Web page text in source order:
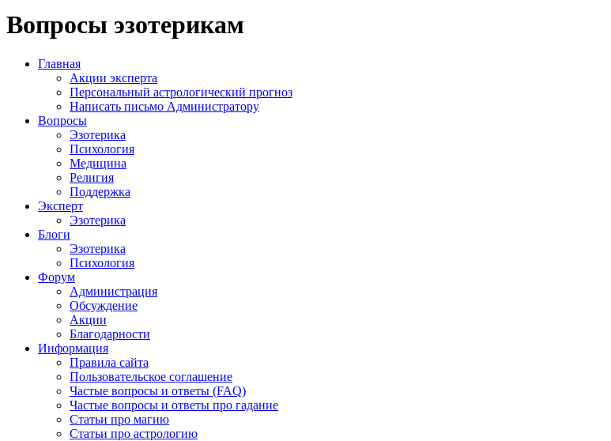
Вопросы эзотерикам
Главная
Акции эксперта
Персональный астрологический прогноз
Написать письмо Администратору
Вопросы
Эзотерика
Психология
Медицина
Религия
Поддержка
Эксперт
Эзотерика
Блоги
Эзотерика
Психология
Форум
Администрация
Обсуждение
Акции
Благодарности
Информация
Правила сайта
Пользовательское соглашение
Частые вопросы и ответы (FAQ)
Частые вопросы и ответы про гадание
Статьи про магию
Статьи про астрологию